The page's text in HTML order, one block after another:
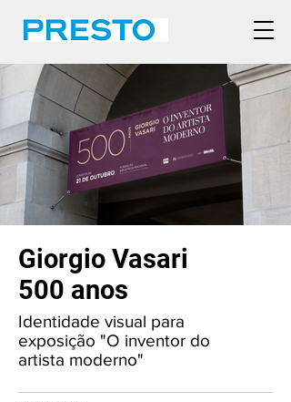
Giorgio Vasari
500 anos
Identidade visual para
exposição "O inventor do
artista moderno"